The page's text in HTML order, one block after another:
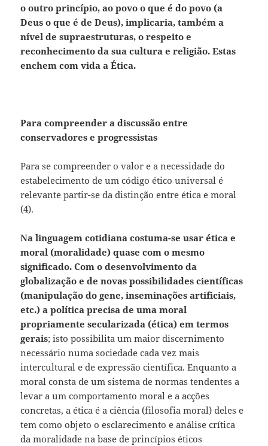
o outro princípio, ao povo o que é do povo (a
Deus o que é de Deus), implicaria, também a
nível de supraestruturas, o respeito e
reconhecimento da sua cultura e religião. Estas
enchem com vida a Ética.
Para compreender a discussão entre
conservadores e progressistas
Para se compreender o valor e a necessidade do
estabelecimento de um código ético universal é
relevante partir-se da distinção entre ética e moral
(4).
Na linguagem cotidiana costuma-se usar ética e
moral (moralidade) quase com o mesmo
significado. Com o desenvolvimento da
globalização e de novas possibilidades científicas
(manipulação do gene, inseminações artificiais,
etc.) a política precisa de uma moral
propriamente secularizada (ética) em termos
gerais; isto possibilita um maior discernimento
necessário numa sociedade cada vez mais
intercultural e de expressão científica. Enquanto a
moral consta de um sistema de normas tendentes a
levar a um comportamento moral e a acções
concretas, a ética é a ciência (filosofia moral) deles e
tem como objeto o esclarecimento e análise crítica
da moralidade na base de princípios éticos